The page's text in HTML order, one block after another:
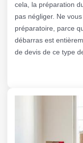
cela, la préparation
pas négliger. Ne
préparatoire, parce
débarras est
de devis de ce type